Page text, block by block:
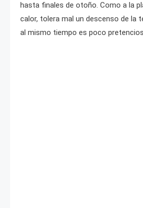
hasta finales de otoño. Como a la
calor, tolera mal un descenso de la
al mismo tiempo es poco